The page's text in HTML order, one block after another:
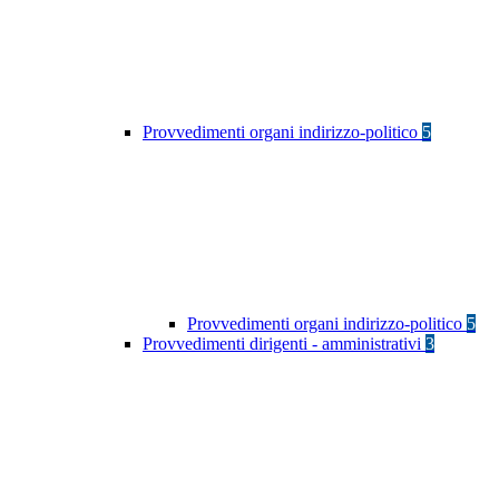
Provvedimenti organi indirizzo-politico 5
Provvedimenti organi indirizzo-politico 5
Provvedimenti dirigenti - amministrativi 3